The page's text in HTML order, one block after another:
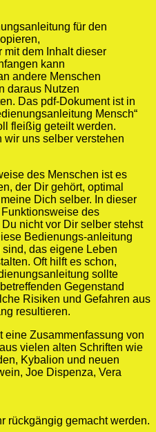
für den
mit dem Inhalt dieser
kann
andere Menschen
daraus Nutzen
Das pdf-Dokument ist in
Mensch“
fleißig geteilt werden.
wir uns selber verstehen
des Menschen ist es
der Dir gehört, optimal
Dich selber. In dieser
des
nicht vor Dir selber stehst
Bedienungs-anleitung
das eigene Leben
Oft hilft es schon,
sollte
Gegenstand
Risiken und Gefahren aus
resultieren.
Zusammenfassung von
vielen alten Schriften wie
Kybalion und neuen
Joe Dispenza, Vera
rückgängig gemacht werden.